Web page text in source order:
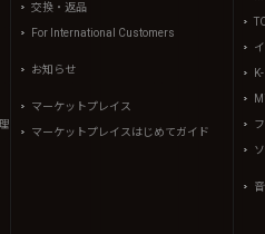
交換・返品
For International Customers
お知らせ
マーケットプレイス
マーケットプレイスはじめてガイド